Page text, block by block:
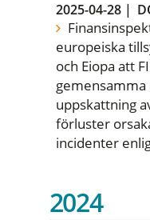
2025-04-28 |
europeiska
och Eiopa att
uppskattning
förluster
incidenter
2024